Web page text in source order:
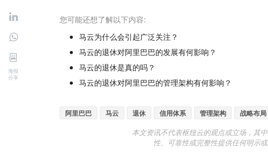
海报
分享
您可能还想了解以下内容:
马云为什么会引起广泛关注？
马云的退休对阿里巴巴的发展有何影响？
马云的退休是真的吗？
马云的退休对阿里巴巴的管理架构有何影响？
阿里巴巴 马云 退休 信用体系 管理架构 战略布局
本文资讯不代表枢纽云的观点或立场，其
性、可靠性或完整性提供任何明示